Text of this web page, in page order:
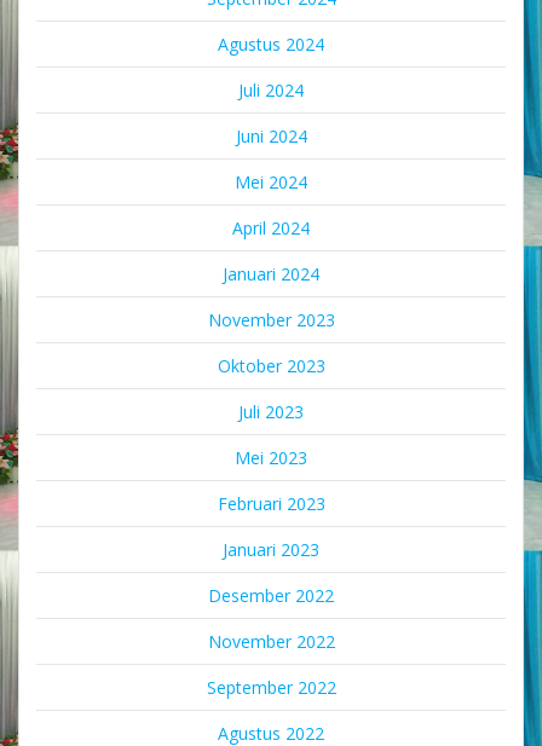
Agustus 2024
Juli 2024
Juni 2024
Mei 2024
April 2024
Januari 2024
November 2023
Oktober 2023
Juli 2023
Mei 2023
Februari 2023
Januari 2023
Desember 2022
November 2022
September 2022
Agustus 2022